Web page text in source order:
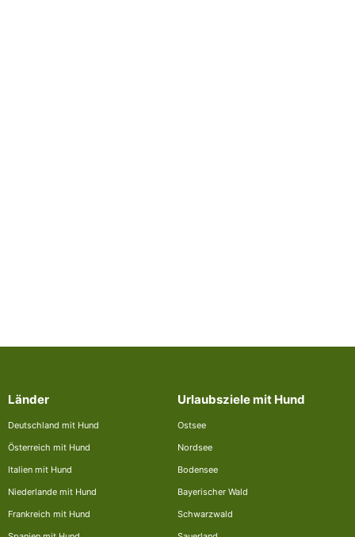
Länder
Deutschland mit Hund
Österreich mit Hund
Italien mit Hund
Niederlande mit Hund
Frankreich mit Hund
Urlaubsziele mit Hund
Ostsee
Nordsee
Bodensee
Bayerischer Wald
Schwarzwald